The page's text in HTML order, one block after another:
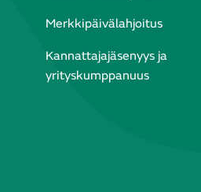
Merkkipäivälahjoitus
Kannattajajäsenyys ja
yrityskumppanuus